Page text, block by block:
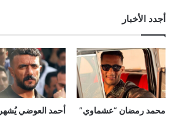
أجدد الأخبار
محمد رمضان “عشماوي”
أحمد العوضي يُشهر